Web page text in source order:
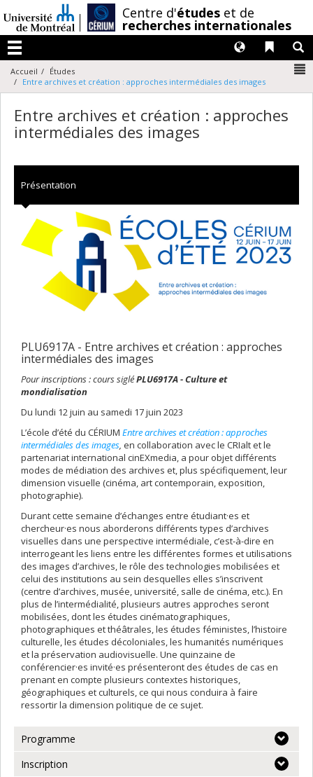
au
contenu
Centre d'études et de
recherches internationales
Menu
Liens
Langues
Accueil
Études
Entre archives et création : approches intermédiales des images
Entre archives et création : approches
intermédiales des images
Présentation
PLU6917A - Entre archives et création : approches
intermédiales des images
Pour inscriptions : cours sigléPLU6917A - Culture et
mondialisation
Du lundi 12 juin au samedi 17 juin 2023
L’école d’été du CÉRIUM Entre archives et création : approches
intermédiales des images, en collaboration avec le CRIalt et le
partenariat international cinEXmedia, a pour objet différents
modes de médiation des archives et, plus spécifiquement, leur
dimension visuelle (cinéma, art contemporain, exposition,
photographie).
Durant cette semaine d’échanges entre étudiant·es et
chercheur·es nous aborderons différents types d’archives
visuelles dans une perspective intermédiale, c’est-à-dire en
interrogeant les liens entre les différentes formes et utilisations
des images d’archives, le rôle des technologies mobilisées et
celui des institutions au sein desquelles elles s’inscrivent
(centre d’archives, musée, université, salle de cinéma, etc.). En
plus de l’intermédialité, plusieurs autres approches seront
mobilisées, dont les études cinématographiques,
photographiques et théâtrales, les études féministes, l’histoire
culturelle, les études décoloniales, les humanités numériques
et la préservation audiovisuelle. Une quinzaine de
conférencier·es invité·es présenteront des études de cas en
prenant en compte plusieurs contextes historiques,
géographiques et culturels, ce qui nous conduira à faire
ressortir la dimension politique de ce sujet.
Programme
Inscription